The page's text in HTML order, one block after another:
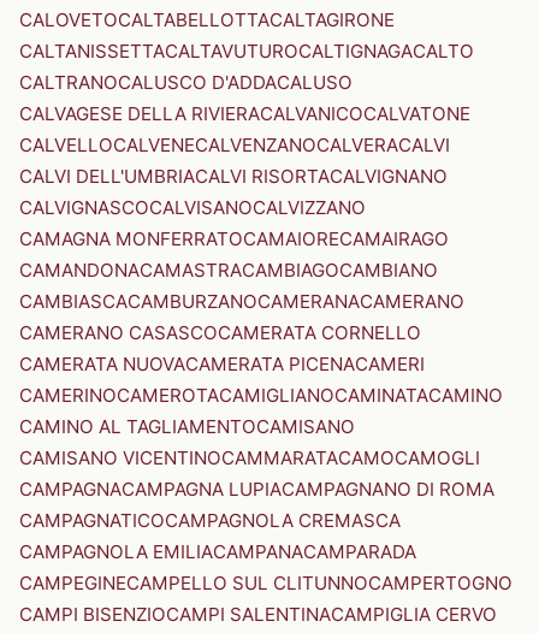
CALOVETOCALTABELLOTTACALTAGIRONE
CALTANISSETTACALTAVUTUROCALTIGNAGACALTO
CALTRANOCALUSCO D'ADDACALUSO
CALVAGESE DELLA RIVIERACALVANICOCALVATONE
CALVELLOCALVENECALVENZANOCALVERACALVI
CALVI DELL'UMBRIACALVI RISORTACALVIGNANO
CALVIGNASCOCALVISANOCALVIZZANO
CAMAGNA MONFERRATOCAMAIORECAMAIRAGO
CAMANDONACAMASTRACAMBIAGOCAMBIANO
CAMBIASCACAMBURZANOCAMERANACAMERANO
CAMERANO CASASCOCAMERATA CORNELLO
CAMERATA NUOVACAMERATA PICENACAMERI
CAMERINOCAMEROTACAMIGLIANOCAMINATACAMINO
CAMINO AL TAGLIAMENTOCAMISANO
CAMISANO VICENTINOCAMMARATACAMOCAMOGLI
CAMPAGNACAMPAGNA LUPIACAMPAGNANO DI ROMA
CAMPAGNATICOCAMPAGNOLA CREMASCA
CAMPAGNOLA EMILIACAMPANACAMPARADA
CAMPEGINECAMPELLO SUL CLITUNNOCAMPERTOGNO
CAMPI BISENZIOCAMPI SALENTINACAMPIGLIA CERVO